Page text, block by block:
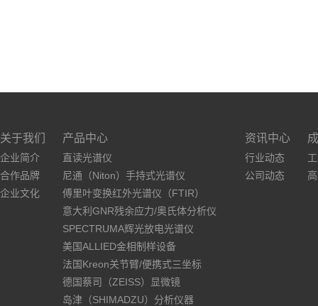
关于我们
企业简介
合作品牌
企业文化
产品中心
直读光谱仪
尼通（Niton）手持式光谱仪
傅里叶变换红外光谱仪（FTIR）
意大利GNR残余应力/奥氏体分析仪
SPECTRUMA辉光放电光谱仪
美国ALLIED金相制样设备
法国Kreon关节臂/便携式三坐标
德国蔡司（ZEISS）显微镜
岛津（SHIMADZU）分析仪器
资讯中心
行业动态
公司动态